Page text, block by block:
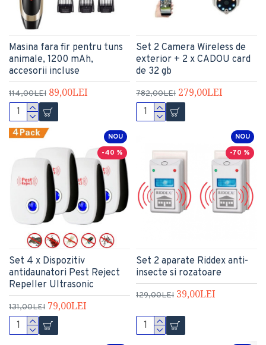
Masina fara fir pentru tuns
animale, 1200 mAh,
accesorii incluse
114,00LEI 89,00LEI
Set 2 Camera Wireless de
exterior + 2 x CADOU card
de 32 gb
782,00LEI 279,00LEI
NOU
-40 %
Set 4 x Dispozitiv
antidaunatori Pest Reject
Repeller Ultrasonic
131,00LEI 79,00LEI
NOU
-70 %
Set 2 aparate Riddex anti-
insecte si rozatoare
129,00LEI 39,00LEI